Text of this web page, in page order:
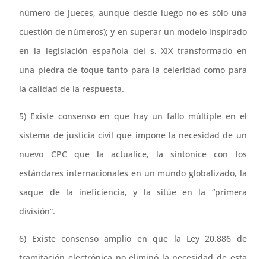
número de jueces, aunque desde luego no es sólo una
cuestión de números); y en superar un modelo inspirado
en la legislación española del s. XIX transformado en
una piedra de toque tanto para la celeridad como para
la calidad de la respuesta.
5) Existe consenso en que hay un fallo múltiple en el
sistema de justicia civil que impone la necesidad de un
nuevo CPC que la actualice, la sintonice con los
estándares internacionales en un mundo globalizado, la
saque de la ineficiencia, y la sitúe en la “primera
división”.
6) Existe consenso amplio en que la Ley 20.886 de